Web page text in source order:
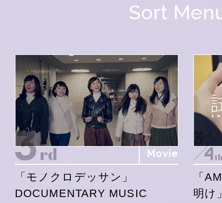
Sort
Movie
「モノクロデッサン」
DOCUMENTARY MUSIC
「
明け